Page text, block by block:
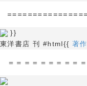
}} [[
東洋書店 刊 #html{{ 著
＝＝＝＝＝＝＝＝＝